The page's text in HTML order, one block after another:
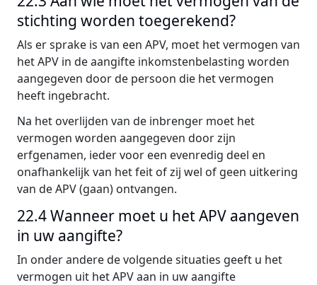
stichting worden toegerekend?
Als er sprake is van een APV, moet het vermogen van
het APV in de aangifte inkomstenbelasting worden
aangegeven door de persoon die het vermogen
heeft ingebracht.
Na het overlijden van de inbrenger moet het
vermogen worden aangegeven door zijn
erfgenamen, ieder voor een evenredig deel en
onafhankelijk van het feit of zij wel of geen uitkering
van de APV (gaan) ontvangen.
22.4 Wanneer moet u het APV aangeven
in uw aangifte?
In onder andere de volgende situaties geeft u het
vermogen uit het APV aan in uw aangifte